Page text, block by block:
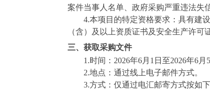
案件当事人名单、政府采购严重违法失
4.本项目的特定资格要求：具有建
（含）及以上资质证书及安全生产许可
三、获取采购文件
1.时间： 2026年6月 1 日至2026年6月 5
2.地点：通过线上电子邮件方式。
3.方式：仅通过电汇邮寄方式按如